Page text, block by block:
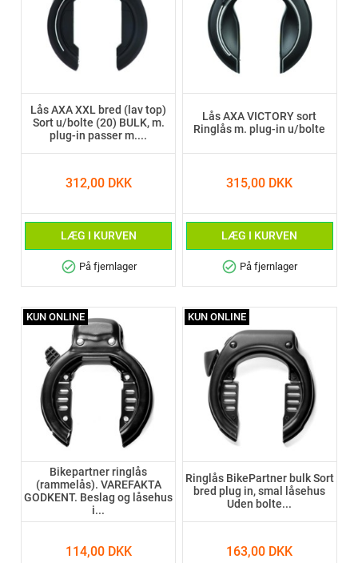
Lås AXA XXL bred (lav top)
Sort u/bolte (20) BULK, m.
plug-in passer m....
312,00 DKK
LÆG I KURVEN
check_circle På fjernlager
Lås AXA VICTORY sort
Ringlås m. plug-in u/bolte
315,00 DKK
LÆG I KURVEN
check_circle På fjernlager
Bikepartner ringlås
(rammelås). VAREFAKTA
GODKENT. Beslag og låsehus
i...
114,00 DKK
KUN ONLINE
Ringlås BikePartner bulk Sort
bred plug in, smal låsehus
Uden bolte...
163,00 DKK
KUN ONLINE